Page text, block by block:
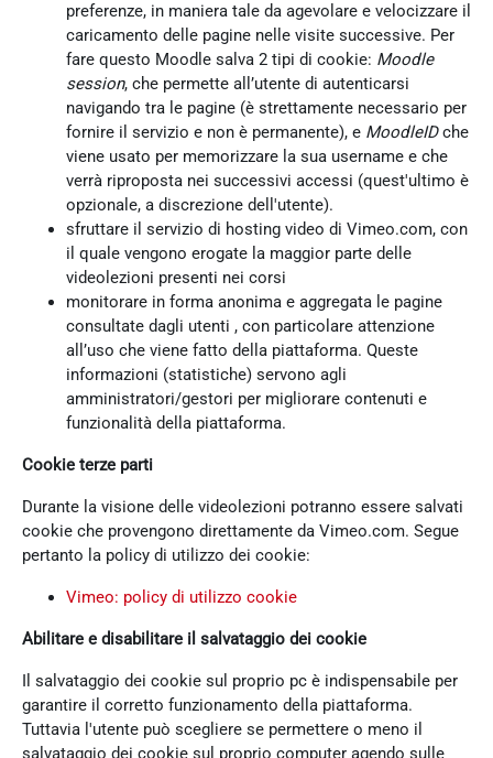
preferenze, in maniera tale da agevolare e velocizzare il
caricamento delle pagine nelle visite successive. Per
fare questo Moodle salva 2 tipi di cookie: Moodle
session, che permette all’utente di autenticarsi
navigando tra le pagine (è strettamente necessario per
fornire il servizio e non è permanente), e MoodleIDche
viene usato per memorizzare la sua username e che
verrà riproposta nei successivi accessi (quest'ultimo è
opzionale, a discrezione dell'utente).
sfruttare il servizio di hosting video di Vimeo.com, con
il quale vengono erogate la maggior parte delle
videolezioni presenti nei corsi
monitorare in forma anonima e aggregata le pagine
consultate dagli utenti , con particolare attenzione
all’uso che viene fatto della piattaforma. Queste
informazioni (statistiche) servono agli
amministratori/gestori per migliorare contenuti e
funzionalità della piattaforma.
Cookie terze parti
Durante la visione delle videolezioni potranno essere salvati
cookie che provengono direttamente da Vimeo.com. Segue
pertanto la policy di utilizzo dei cookie:
Vimeo: policy di utilizzo cookie
Abilitare e disabilitare il salvataggio dei cookie
Il salvataggio dei cookie sul proprio pc è indispensabile per
garantire il corretto funzionamento della piattaforma.
Tuttavia l'utente può scegliere se permettere o meno il
salvataggio dei cookie sul proprio computer agendo sulle